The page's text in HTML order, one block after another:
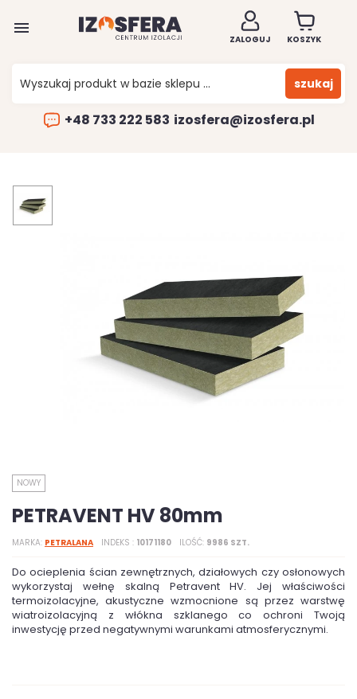

ZALOGUJ KOSZYK
szukaj
+48 733 222 583 izosfera@izosfera.pl
NOWY
PETRAVENT HV 80mm
MARKA PETRALANA INDEKS 10171180 ILOŚĆ 9986 SZT.
Do ocieplenia ścian zewnętrznych, działowych czy osłonowych
wykorzystaj wełnę skalną Petravent HV. Jej właściwości
termoizolacyjne, akustyczne wzmocnione są przez warstwę
wiatroizolacyjną z włókna szklanego co ochroni Twoją
inwestycję przed negatywnymi warunkami atmosferycznymi.